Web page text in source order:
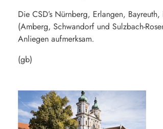
Die CSD’s Nürnberg, Erlangen,
(Amberg, Schwandorf und Sulzbach-
Anliegen aufmerksam.
(gb)